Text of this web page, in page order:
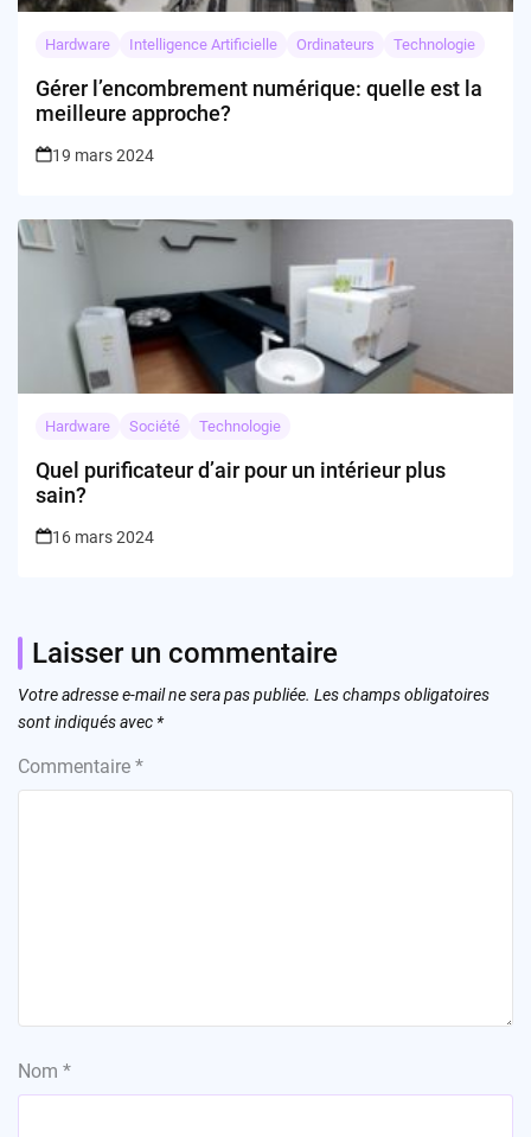
Hardware Intelligence Artificielle Ordinateurs Technologie
Gérer l’encombrement numérique: quelle est la
meilleure approche?
19 mars 2024
Hardware Société Technologie
Quel purificateur d’air pour un intérieur plus
sain?
16 mars 2024
Laisser un commentaire
Votre adresse e-mail ne sera pas publiée. Les champs obligatoires
sont indiqués avec *
Commentaire *
Nom *